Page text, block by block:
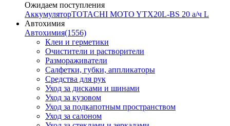
Ожидаем поступления
АккумуляторTOTACHI MOTO YTX20L-BS 20 а/ч L
Автохимия
Автохимия(1556)
Клеи и герметики
Очистители и растворители
Размораживатели
Салфетки, губки, аппликаторы
Средства для рук
Уход за дисками и шинами
Уход за кузовом
Уход за подкапотным пространством
Уход за салоном